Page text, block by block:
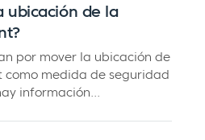
ubicación de la
por mover la ubicación de
medida de seguridad
información...